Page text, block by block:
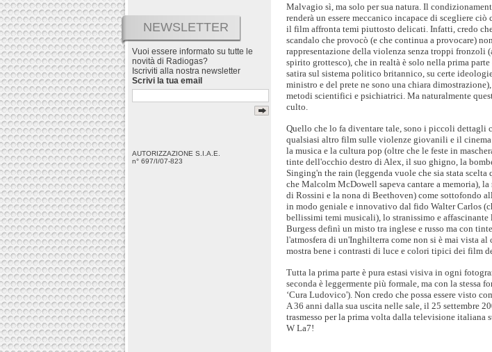
NEWSLETTER
Vuoi essere informato su tutte le
novità di Radiogas?
Iscriviti alla nostra newsletter
Scrivi la tua email
AUTORIZZAZIONE S.I.A.E.
n° 697/I/07-823
Malvagio sì, ma solo per sua natura. Il
renderà un essere meccanico incapace di scegliere
il film affronta temi piuttosto delicati. Infatti, credo
scandalo che provocò (e che continua a provocare)
rappresentazione della violenza senza troppi fronzoli
spirito grottesco), che in realtà è solo nella prima
satira sul sistema politico britannico, su certe
ministro e del prete ne sono una chiara
metodi scientifici e psichiatrici. Ma naturalmente
culto.
Quello che lo fa diventare tale, sono i piccoli dettagli
qualsiasi altro film sulle violenze giovanili e il cinema
la musica e la cultura pop (oltre che le feste in
tinte dell'occhio destro di Alex, il suo ghigno, la
Singing'n the rain (leggenda vuole che sia stata scelta
che Malcolm McDowell sapeva cantare a memoria), la
di Rossini e la nona di Beethoven) come sottofondo
in modo geniale e innovativo dal fido Walter Carlos
bellissimi temi musicali), lo stranissimo e
Burgess definì un misto tra inglese e russo ma con
l'atmosfera di un'Inghilterra come non si è mai vista
mostra bene i contrasti di luce e colori tipici dei film
Tutta la prima parte è pura estasi visiva in ogni
seconda è leggermente più formale, ma con la stessa
‘Cura Ludovico'). Non credo che possa essere visto
A 36 anni dalla sua uscita nelle sale, il 25 settembre
trasmesso per la prima volta dalla televisione italiana
W La7!